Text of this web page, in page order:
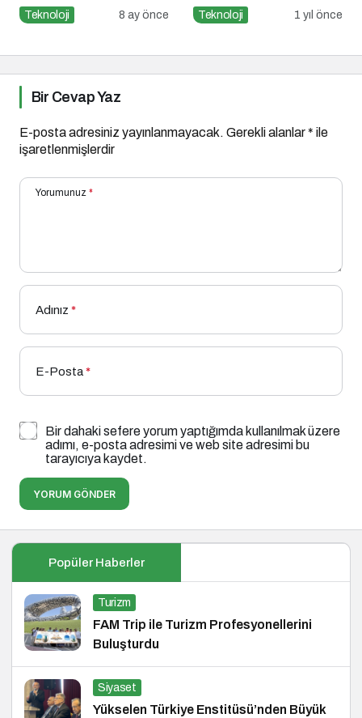
Teknoloji 8 ay önce
Attığı Adım Yeniden
Teknoloji 1 yıl önce
Bir Cevap Yaz
E-posta adresiniz yayınlanmayacak. Gerekli alanlar* ile
işaretlenmişlerdir
Yorumunuz *
Adınız *
E-Posta*
Bir dahaki sefere yorum yaptığımda kullanılmak üzere
adımı, e-posta adresimi ve web site adresimi bu
tarayıcıya kaydet.
YORUM GÖNDER
Popüler Haberler
Turizm
FAM Trip ile Turizm Profesyonellerini
Buluşturdu
Siyaset
Yükselen Türkiye Enstitüsü’nden Büyük